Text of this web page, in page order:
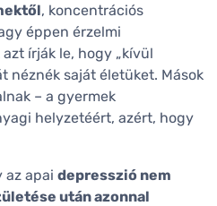
, koncentrációs
éppen érzelmi
írják le, hogy „kívül
néznék saját életüket. Mások
– a gyermek
helyzetéért, azért, hogy
az apai depresszió nem
után azonnal